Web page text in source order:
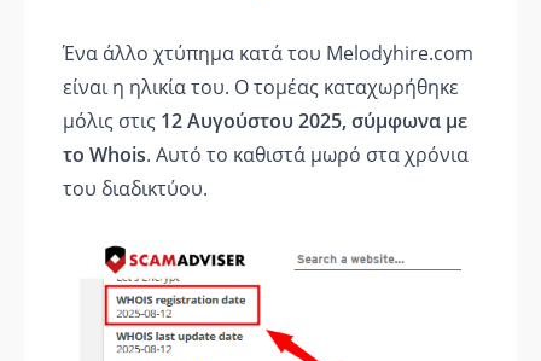
Ένα άλλο χτύπημα κατά του Melodyhire.com
είναι η ηλικία του. Ο τομέας καταχωρήθηκε
μόλις στις 12 Αυγούστου 2025, σύμφωνα με
το Whois. Αυτό το καθιστά μωρό στα χρόνια
του διαδικτύου.